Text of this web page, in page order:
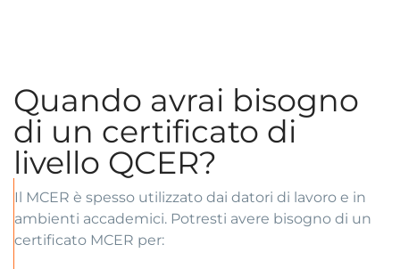
Quando avrai bisogno
di un certificato di
livello QCER?
Il MCER è spesso utilizzato dai datori di lavoro e in
ambienti accademici. Potresti avere bisogno di un
certificato MCER per: